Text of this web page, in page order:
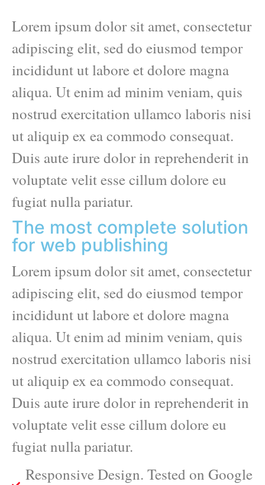
Lorem ipsum dolor sit amet, consectetur
adipiscing elit, sed do eiusmod tempor
incididunt ut labore et dolore magna
aliqua. Ut enim ad minim veniam, quis
nostrud exercitation ullamco laboris nisi
ut aliquip ex ea commodo consequat.
Duis aute irure dolor in reprehenderit in
voluptate velit esse cillum dolore eu
fugiat nulla pariatur.
The most complete solution
for web publishing
Lorem ipsum dolor sit amet, consectetur
adipiscing elit, sed do eiusmod tempor
incididunt ut labore et dolore magna
aliqua. Ut enim ad minim veniam, quis
nostrud exercitation ullamco laboris nisi
ut aliquip ex ea commodo consequat.
Duis aute irure dolor in reprehenderit in
voluptate velit esse cillum dolore eu
fugiat nulla pariatur.
Responsive Design. Tested on Google